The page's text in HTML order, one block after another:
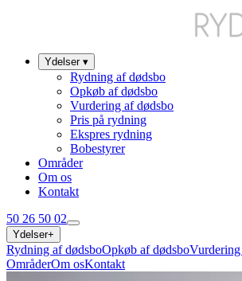
Ydelser ▾
Rydning af dødsbo
Opkøb af dødsbo
Vurdering af dødsbo
Pris på rydning
Ekspres rydning
Bobestyrer
Områder
Om os
Kontakt
50 26 50 02
Ydelser+
Rydning af dødsboOpkøb af dødsbo
OmråderOm osKontakt